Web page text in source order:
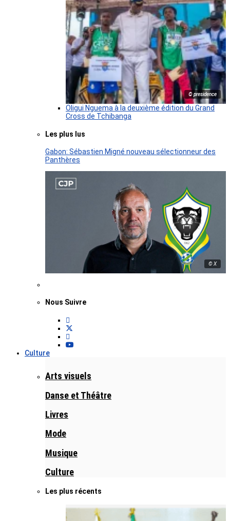
© presidence
Oligui Nguema à la deuxième édition du Grand
Cross de Tchibanga
Les plus lus
Gabon: Sébastien Migné nouveau sélectionneur des
Panthères
© X
Nous Suivre
Culture
Arts visuels
Danse et Théâtre
Livres
Mode
Musique
Culture
Les plus récents